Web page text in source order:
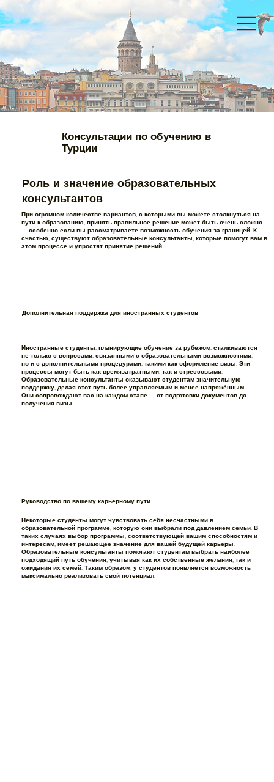
Консультации по обучению в
Турции
Роль и значение образовательных
консультантов
При огромном количестве вариантов, с которыми вы можете столкнуться на
пути к образованию, принять правильное решение может быть очень сложно
— особенно если вы рассматриваете возможность обучения за границей. К
счастью, существуют образовательные консультанты, которые помогут вам в
этом процессе и упростят принятие решений.
Дополнительная поддержка для иностранных студентов
Иностранные студенты, планирующие обучение за рубежом, сталкиваются
не только с вопросами, связанными с образовательными возможностями,
но и с дополнительными процедурами, такими как оформление визы. Эти
процессы могут быть как времязатратными, так и стрессовыми.
Образовательные консультанты оказывают студентам значительную
поддержку, делая этот путь более управляемым и менее напряжённым.
Они сопровождают вас на каждом этапе — от подготовки документов до
получения визы.
Руководство по вашему карьерному пути
Некоторые студенты могут чувствовать себя несчастными в
образовательной программе, которую они выбрали под давлением семьи. В
таких случаях выбор программы, соответствующей вашим способностям и
интересам, имеет решающее значение для вашей будущей карьеры.
Образовательные консультанты помогают студентам выбрать наиболее
подходящий путь обучения, учитывая как их собственные желания, так и
ожидания их семей. Таким образом, у студентов появляется возможность
максимально реализовать свой потенциал.